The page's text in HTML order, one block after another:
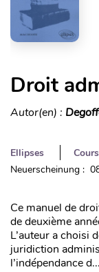
Droit
Autor(en) :
Ellipses
Neuerscheinung :
Ce manuel de
de deuxième
L’auteur a choisi
juridiction
l’indépendance d...